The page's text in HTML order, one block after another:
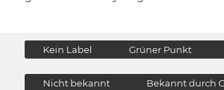
Kein Label Grüner Punkt
Nicht bekannt Bekannt durch